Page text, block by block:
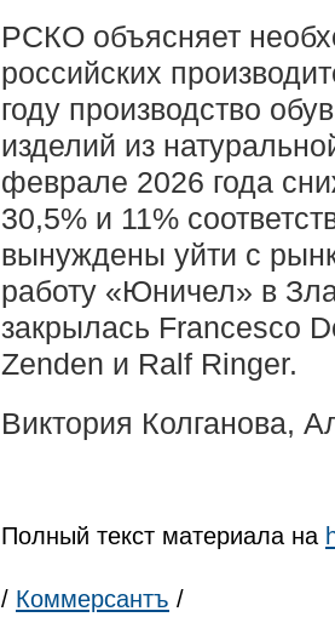
РСКО объясняет
российских
году производство
изделий из
феврале 2026 года
30,5% и 11%
вынуждены уйти с
работу «Юничел» в
закрылась Francesco
Zenden и Ralf Ringer.
Виктория Колганова,
Полный текст материала на
/ Коммерсантъ /